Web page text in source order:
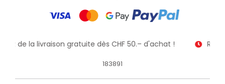
de la livraison gratuite dès CHF 50.– d'achat !
183891